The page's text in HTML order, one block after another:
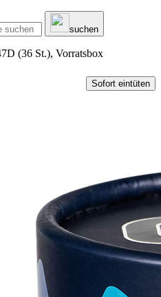
suchen
(36 St.), Vorratsbox
Sofort eintüten